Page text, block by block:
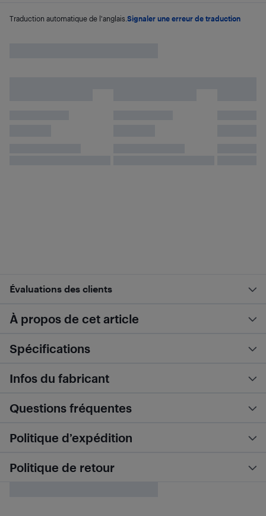
Traduction automatique de l'anglais. Signaler une erreur de traduction
Évaluations des clients
À propos de cet article
Spécifications
Infos du fabricant
Questions fréquentes
Politique d’expédition
Politique de retour